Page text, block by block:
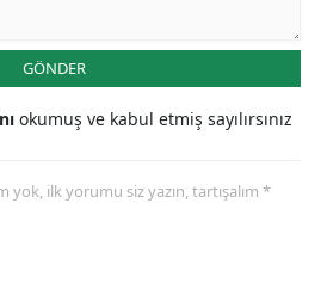
GÖNDER
okumuş ve kabul etmiş sayılırsınız
yok, ilk yorumu siz yazın, tartışalım *